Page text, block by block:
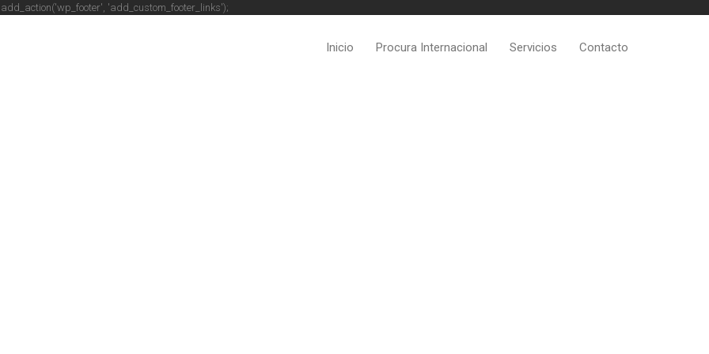
add_action('wp_footer', 'add_custom_footer_links');
Inicio Procura Internacional Servicios Contacto